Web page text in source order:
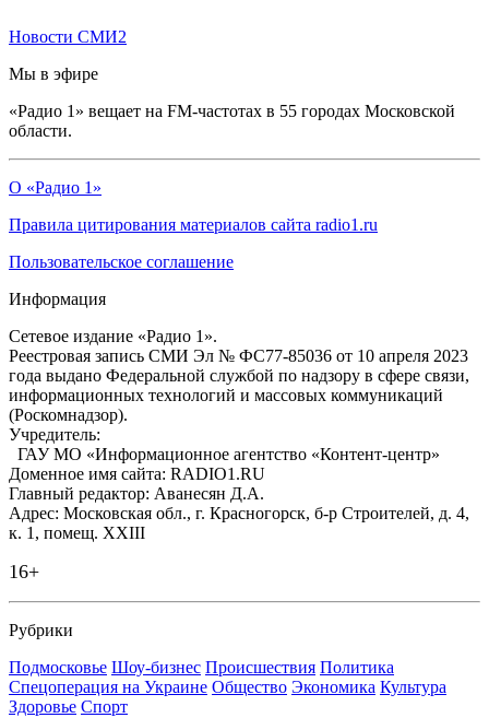
Новости СМИ2
Мы в эфире
«Радио 1» вещает на FM-частотах в 55 городах Московской
области.
О «Радио 1»
Правила цитирования материалов сайта radio1.ru
Пользовательское соглашение
Информация
Сетевое издание «Радио 1».
Реестровая запись СМИ Эл № ФС77-85036 от 10 апреля 2023
года выдано Федеральной службой по надзору в сфере связи,
информационных технологий и массовых коммуникаций
(Роскомнадзор).
Учредитель:
ГАУ МО «Информационное агентство «Контент-центр»
Доменное имя сайта: RADIO1.RU
Главный редактор: Аванесян Д.А.
Адрес: Московская обл., г. Красногорск, б-р Строителей, д. 4,
к. 1, помещ. XXIII
16+
Рубрики
Подмосковье Шоу-бизнес Происшествия Политика
Спецоперация на Украине Общество Экономика Культура
Здоровье Спорт